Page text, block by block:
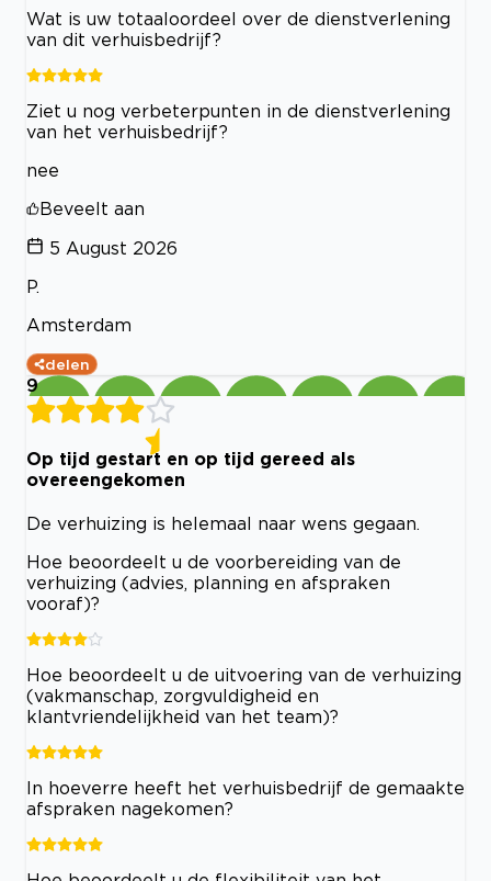
Wat is uw totaaloordeel over de dienstverlening
van dit verhuisbedrijf?
Ziet u nog verbeterpunten in de dienstverlening
van het verhuisbedrijf?
nee
Beveelt aan
5 August 2026
P.
Amsterdam
delen
9
Op tijd gestart en op tijd gereed als
overeengekomen
De verhuizing is helemaal naar wens gegaan.
Hoe beoordeelt u de voorbereiding van de
verhuizing (advies, planning en afspraken
vooraf)?
Hoe beoordeelt u de uitvoering van de verhuizing
(vakmanschap, zorgvuldigheid en
klantvriendelijkheid van het team)?
In hoeverre heeft het verhuisbedrijf de gemaakte
afspraken nagekomen?